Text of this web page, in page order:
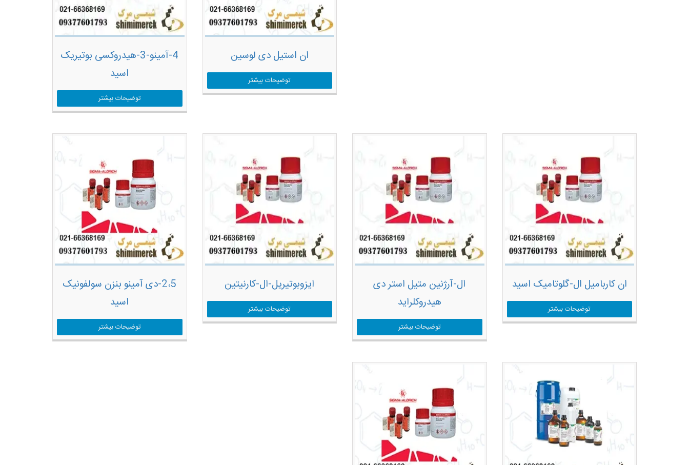
ان استیل دی لوسین
توضیحات بیشتر
4-آمینو-3-هیدروکسی بوتیریک
اسید
توضیحات بیشتر
ان کاربامیل ال-گلوتامیک اسید
توضیحات بیشتر
ال-آرژنین متیل استر دی
هیدروکلراید
توضیحات بیشتر
ایزوبوتیریل-ال-کارنیتین
توضیحات بیشتر
2،5-دی آمینو بنزن سولفونیک
اسید
توضیحات بیشتر